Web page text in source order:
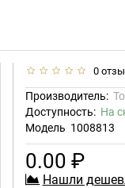
0
Производитель:
Доступность: На
Модель 1008813
0.00 ₽
Нашли